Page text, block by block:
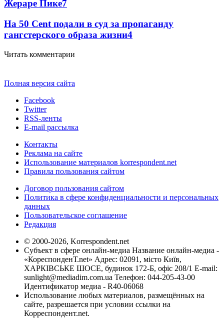
Жераре Пике7
На 50 Cent подали в суд за пропаганду
гангстерского образа жизни4
Читать комментарии
Полная версия сайта
Facebook
Twitter
RSS-ленты
E-mail рассылка
Контакты
Реклама на сайте
Использование материалов korrespondent.net
Правила пользования сайтом
Договор пользования сайтом
Политика в сфере конфиденциальности и персональных
данных
Пользовательское соглашение
Редакция
© 2000-2026, Korrespondent.net
Субъект в сфере онлайн-медиа Название онлайн-медиа -
«КореспонденТ.net» Адрес: 02091, місто Київ,
ХАРКІВСЬКЕ ШОСЕ, будинок 172-Б, офіс 208/1 E-mail:
sunlight@mediadim.com.ua Телефон: 044-205-43-00
Идентификатор медиа - R40-06068
Использование любых материалов, размещённых на
сайте, разрешается при условии ссылки на
Корреспондент.net.